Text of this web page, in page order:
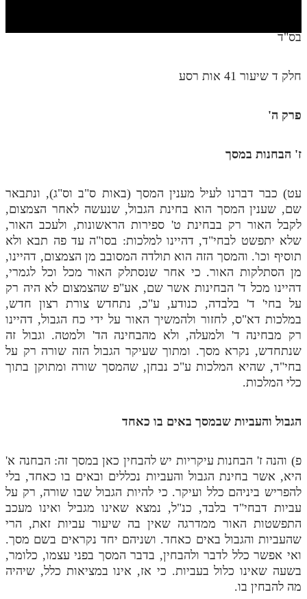
חלק יג
חלק ט"ז
שידור חי
הזמן סט תע"ס
הזמן סט תלמוד עשר הספירות
ספרים להורדה
מנוע חיפוש בספרים
תלמוד עשר הספירות בעיון
תלמוד עשר הספירות חלק א
תלמוד עשר הספירות חלק ד
תלמוד עשר הספירות חלק ה
תלמוד עשר הספירות חלק ו
תלמוד עשר הספירות חלק ז
תלמוד עשר הספירות חלק ח
תלמוד עשר הספירות חלק ט
בס"ד
חלק ד שיעור 41 אות רסע
פרק ה'
ז' הבחנות במסך
עט) כבר דברנו לעיל מענין המסך (באות ס"ב וס"ג), ונתבאר
שם, שענין המסך הוא בחינת הגבול, שנעשה לאחר הצמצום,
לקבל האור רק בבחינת ט' ספירות הראשונות, ולעכב האור,
שלא יתפשט לבחי"ד, דהיינו למלכות: בסו"ה עד פה תבא ולא
תוסיף וכו'. והמסך הזה הוא תולדה המסובב מן הצמצום, דהיינו,
מן הסתלקות האור. כי אחר שנסתלק האור מכל וכל לגמרי,
דהיינו מכל ד' הבחינות אשר שם, אע"פ שהצמצום לא היה רק
על בחי' ד' בלבדה, כנודע, ע"כ, נתחדש צורת רצון חדש,
במלכות דא"ס, לחזור ולהמשיך האור על ידי כח הגבול, דהיינו
רק מבחינה ד' ולמעלה, ולא מהבחינה הד' ולמטה. וגבול זה
שנתחדש, נקרא מסך. ומתוך שעיקר הגבול הזה שורה רק על
בחי"ד, שהיא המלכות ע"כ נבחן, שהמסך שורה ומתוקן בתוך
כלי המלכות.
הגבול והעביות שבמסך באים בו כאחד
פ) והנה ז' הבחנות עיקריות יש להבחין כאן במסך זה: הבחנה א'
היא, אשר בחינת הגבול והעביות נכללים ובאים בו כאחד, בלי
להפריש ביניהם כלל ועיקר. כי להיות הגבול שבו שורה, רק על
עביות דבחי"ד בלבד, כנ"ל, נמצא שאינו מגביל ואינו מעכב
התפשטות האור ממדרגה שאין בה שיעור עביות זאת, הרי
שהעביות והגבול באים כאחד. ושניהם יחד נקראים בשם מסך.
ואי אפשר כלל לדבר ולהבחין, בדבר המסך בפני עצמו, כלומר,
בשעה שאינו כלול בעביות. כי אז, אינו במציאות כלל, שיהיה
מה להבחין בו.